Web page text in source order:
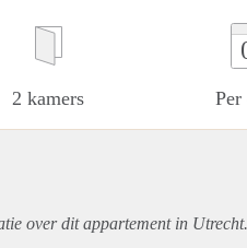
2 kamers Per
over ditappartementin Utrecht.